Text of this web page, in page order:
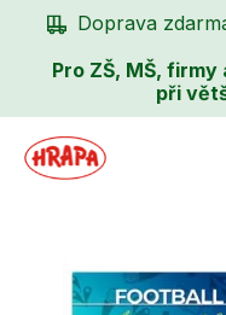
Doprava
Pro ZŠ, MŠ,
při